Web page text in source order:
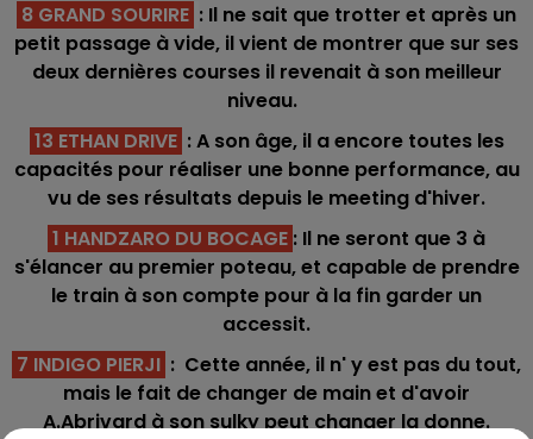
8 GRAND SOURIRE : Il ne sait que trotter et après un
petit passage à vide, il vient de montrer que sur ses
deux dernières courses il revenait à son meilleur
niveau.
13 ETHAN DRIVE : A son âge, il a encore toutes les
capacités pour réaliser une bonne performance, au
vu de ses résultats depuis le meeting d'hiver.
1 HANDZARO DU BOCAGE : Il ne seront que 3 à
s'élancer au premier poteau, et capable de prendre
le train à son compte pour à la fin garder un
accessit.
7 INDIGO PIERJI : Cette année, il n' y est pas du tout,
mais le fait de changer de main et d'avoir
A.Abrivard à son sulky peut changer la donne.